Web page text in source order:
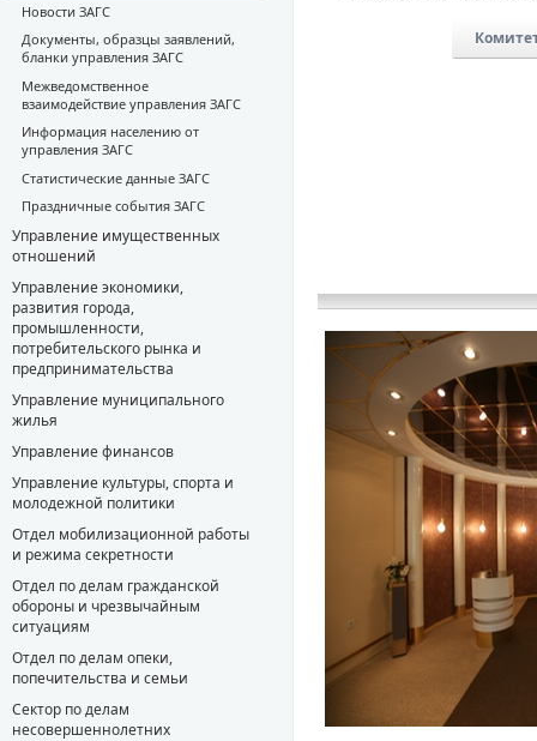
Новости ЗАГС
Документы, образцы заявлений,
бланки управления ЗАГС
Межведомственное
взаимодействие управления ЗАГС
Информация населению от
управления ЗАГС
Статистические данные ЗАГС
Праздничные события ЗАГС
Управление имущественных
отношений
Управление экономики,
развития города,
промышленности,
потребительского рынка и
предпринимательства
Управление муниципального
жилья
Управление финансов
Управление культуры, спорта и
молодежной политики
Отдел мобилизационной работы
и режима секретности
Отдел по делам гражданской
обороны и чрезвычайным
ситуациям
Отдел по делам опеки,
попечительства и семьи
Сектор по делам
несовершеннолетних